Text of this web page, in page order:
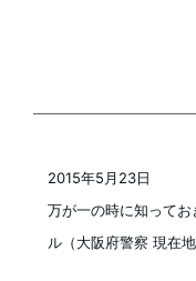
万が一の時に知って
ル（大阪府警察 現在
2015年5月23日